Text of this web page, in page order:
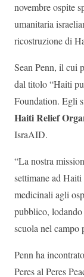
novembre ospite
umanitaria
ricostruzione di
Sean Penn, il cui
dal titolo “Haiti
Foundation. Egli
Haiti Relief
IsraAID.
“La nostra
settimane ad
medicinali agli
pubblico,
scuola nel
Penn ha
Peres al Peres